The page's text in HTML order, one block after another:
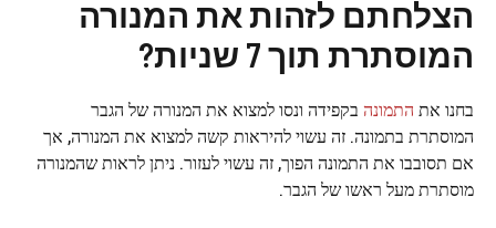
הצלחתם לזהות את המנורה
המוסתרת תוך 7 שניות?
בחנו את התמונה בקפידה ונסו למצוא את המנורה של הגבר
המוסתרת בתמונה. זה עשוי להיראות קשה למצוא את המנורה, אך
אם תסובבו את התמונה הפוך, זה עשוי לעזור. ניתן לראות שהמנורה
מוסתרת מעל ראשו של הגבר.